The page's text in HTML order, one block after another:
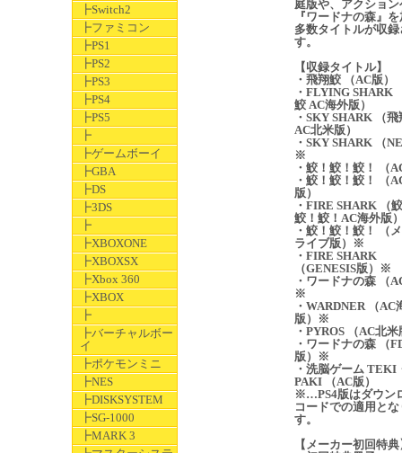
┣Switch2
┣ファミコン
┣PS1
┣PS2
┣PS3
┣PS4
┣PS5
┣
┣ゲームボーイ
┣GBA
┣DS
┣3DS
┣
┣XBOXONE
┣XBOXSX
┣Xbox 360
┣XBOX
┣
┣バーチャルボー
イ
┣ポケモンミニ
┣NES
┣DISKSYSTEM
┣SG-1000
┣MARK 3
庭版や、アクショ
『ワードナの森』
多数タイトルが収
す。
【収録タイトル】
・飛翔鮫 （AC版）
・FLYING SHARK
鮫 AC海外版）
・SKY SHARK （飛
AC北米版）
・SKY SHARK （
※
・鮫！鮫！鮫！ （
・鮫！鮫！鮫！ （
版）
・FIRE SHARK （
鮫！鮫！AC海外版
・鮫！鮫！鮫！ （
ライブ版）※
・FIRE SHARK
（GENESIS版）※
・ワードナの森 （
※
・WARDNER （AC
版）※
・PYROS （AC北
・ワードナの森 （
版）※
・洗脳ゲーム TEKI
PAKI （AC版）
※…PS4版はダウン
コードでの適用とな
す。
【メーカー初回特典